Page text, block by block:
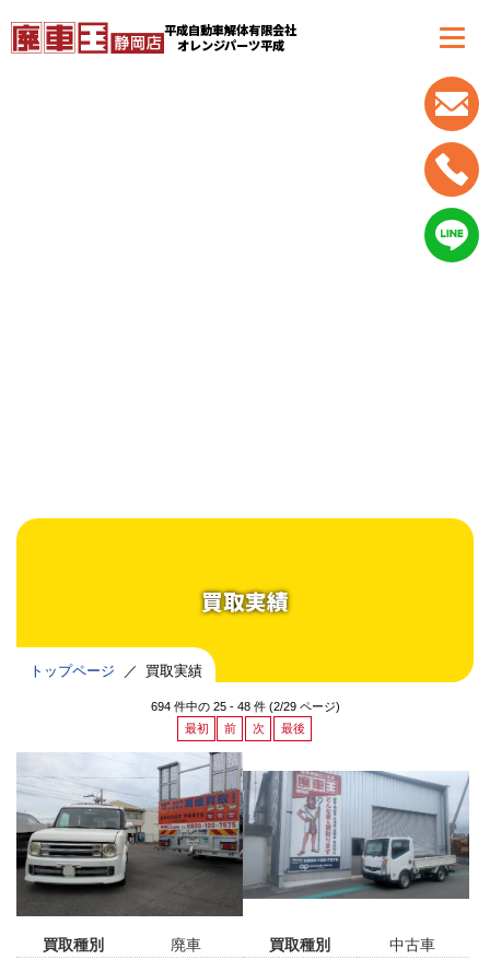
平成自動車解体有限会社
オレンジパーツ平成
買取実績
トップページ 買取実績
694 件中の 25 - 48 件 (2/29 ページ)
最初
前 次 最後
買取種別
廃車
買取種別
中古車